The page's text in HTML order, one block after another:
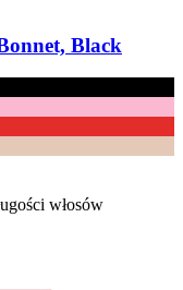
Black
włosów